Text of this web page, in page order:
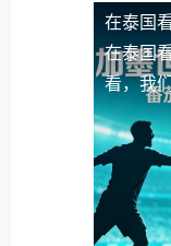
在泰国
在泰国
看，我